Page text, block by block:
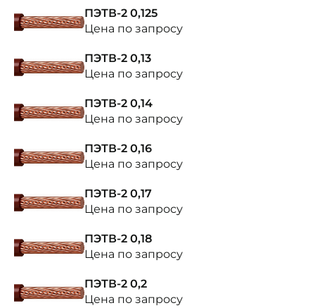
ПЭТВ-2 0,125
Цена по запросу
ПЭТВ-2 0,13
Цена по запросу
ПЭТВ-2 0,14
Цена по запросу
ПЭТВ-2 0,16
Цена по запросу
ПЭТВ-2 0,17
Цена по запросу
ПЭТВ-2 0,18
Цена по запросу
ПЭТВ-2 0,2
Цена по запросу